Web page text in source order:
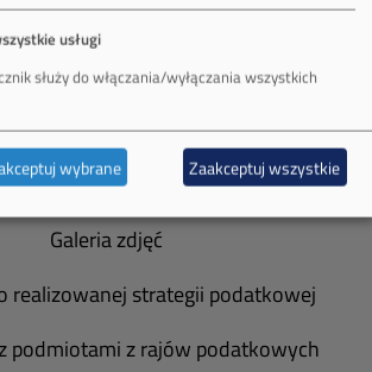
Koncern Węglowy
Górniczy Brzeszcze
Zakład Górniczy Janina
Górniczy Sobieski
Galeria zdjęć
realizowanej strategii podatkowej
podmiotami z rajów podatkowych
usługi
służy do włączania/wyłączania wszystkich
wybrane Zaakceptuj wszystkie